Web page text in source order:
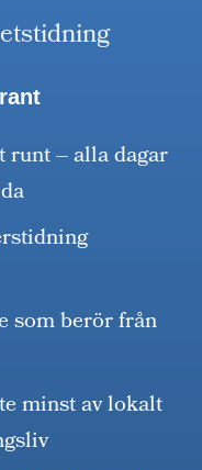
runt – alla dagar
som berör från
minst av lokalt